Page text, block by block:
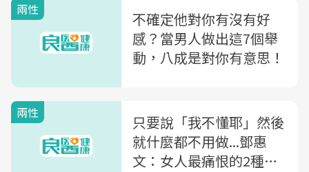
兩性
不確定他對你有沒有好
感？當男人做出這7個舉
動，八成是對你有意思！
兩性
只要說「我不懂耶」然後
就什麼都不用做...鄧惠
文：女人最痛恨的2種女